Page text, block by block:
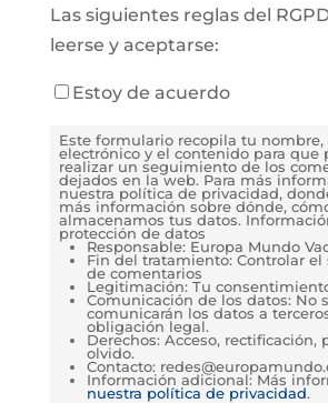
Las siguientes reglas del
leerse y aceptarse:
Estoy de acuerdo
Este formulario recopila tu nombre,
electrónico y el contenido para que
realizar un seguimiento de los
dejados en la web. Para más
nuestra política de privacidad,
más información sobre dónde,
almacenamos tus datos.
protección de datos
Responsable: Europa Mundo
Fin del tratamiento: Controlar el
de comentarios
Legitimación: Tu
Comunicación de los datos: No
comunicarán los datos a
obligación legal.
Derechos: Acceso, rectificación,
olvido.
Contacto:
Información adicional: Más
nuestra política de privacidad.